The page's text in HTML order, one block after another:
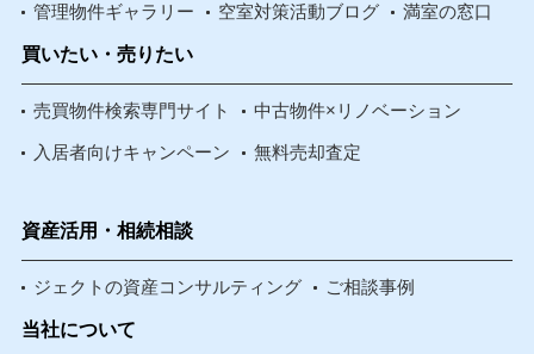
管理物件ギャラリー 空室対策活動ブログ 満室の窓口
買いたい・売りたい
売買物件検索専門サイト 中古物件×リノベーション
入居者向けキャンペーン 無料売却査定
資産活用・相続相談
ジェクトの資産コンサルティング ご相談事例
当社について